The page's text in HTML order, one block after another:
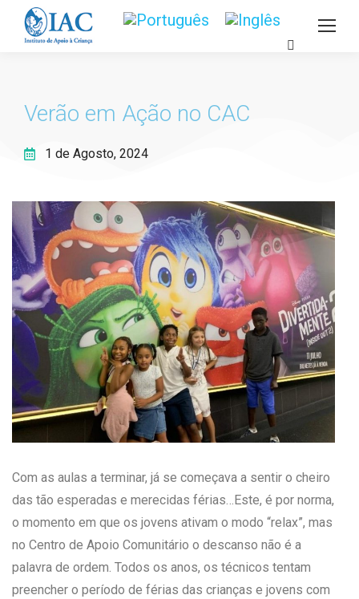
Verão em Ação no CAC
1 de Agosto, 2024
Com as aulas a terminar, já se começava a sentir o cheiro
das tão esperadas e merecidas férias…Este, é por norma,
o momento em que os jovens ativam o modo “relax”, mas
no Centro de Apoio Comunitário o descanso não é a
palavra de ordem. Todos os anos, os técnicos tentam
preencher o período de férias das crianças e jovens com